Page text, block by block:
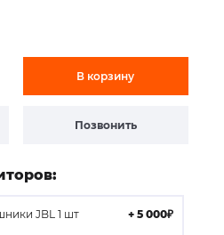
В корзину
Позвонить
JBL 1 шт + 5 000₽